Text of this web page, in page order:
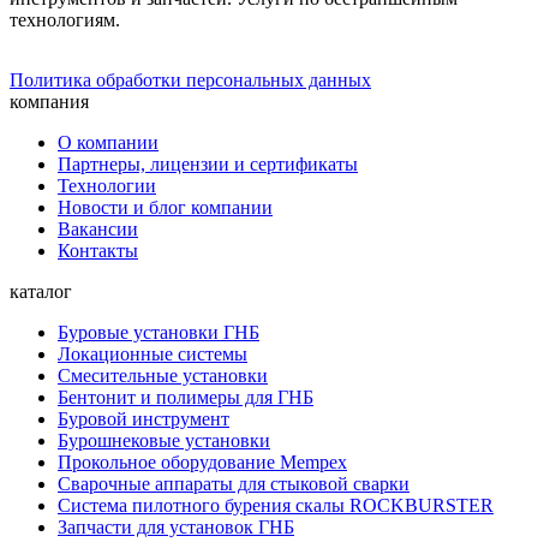
технологиям.
Политика обработки персональных данных
компания
О компании
Партнеры, лицензии и сертификаты
Технологии
Новости и блог компании
Вакансии
Контакты
каталог
Буровые установки ГНБ
Локационные системы
Смесительные установки
Бентонит и полимеры для ГНБ
Буровой инструмент
Бурошнековые установки
Прокольное оборудование Mempex
Сварочные аппараты для стыковой сварки
Система пилотного бурения скалы ROCKBURSTER
Запчасти для установок ГНБ